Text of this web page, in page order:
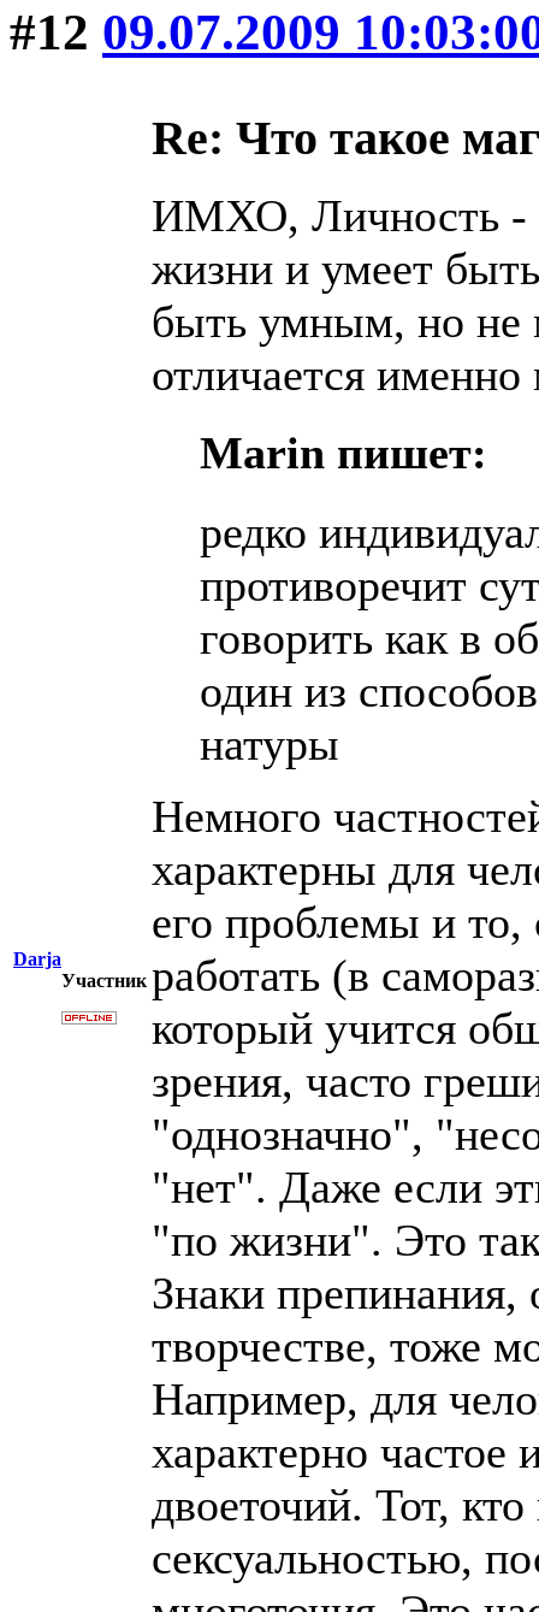
#12 09.07.2009
Darja
Участник
Re: Что такое
ИМХО, Личность -
жизни и умеет
быть умным, но
отличается
Marin пишет:
редко
противоречит
говорить как в
один из
натуры
Немного
характерны для
его проблемы и то,
работать (в
который учится
зрения, часто
"однозначно",
"нет". Даже если
"по жизни". Это
Знаки препинания,
творчестве, тоже
Например, для
характерно частое
двоеточий. Тот,
сексуальностью,